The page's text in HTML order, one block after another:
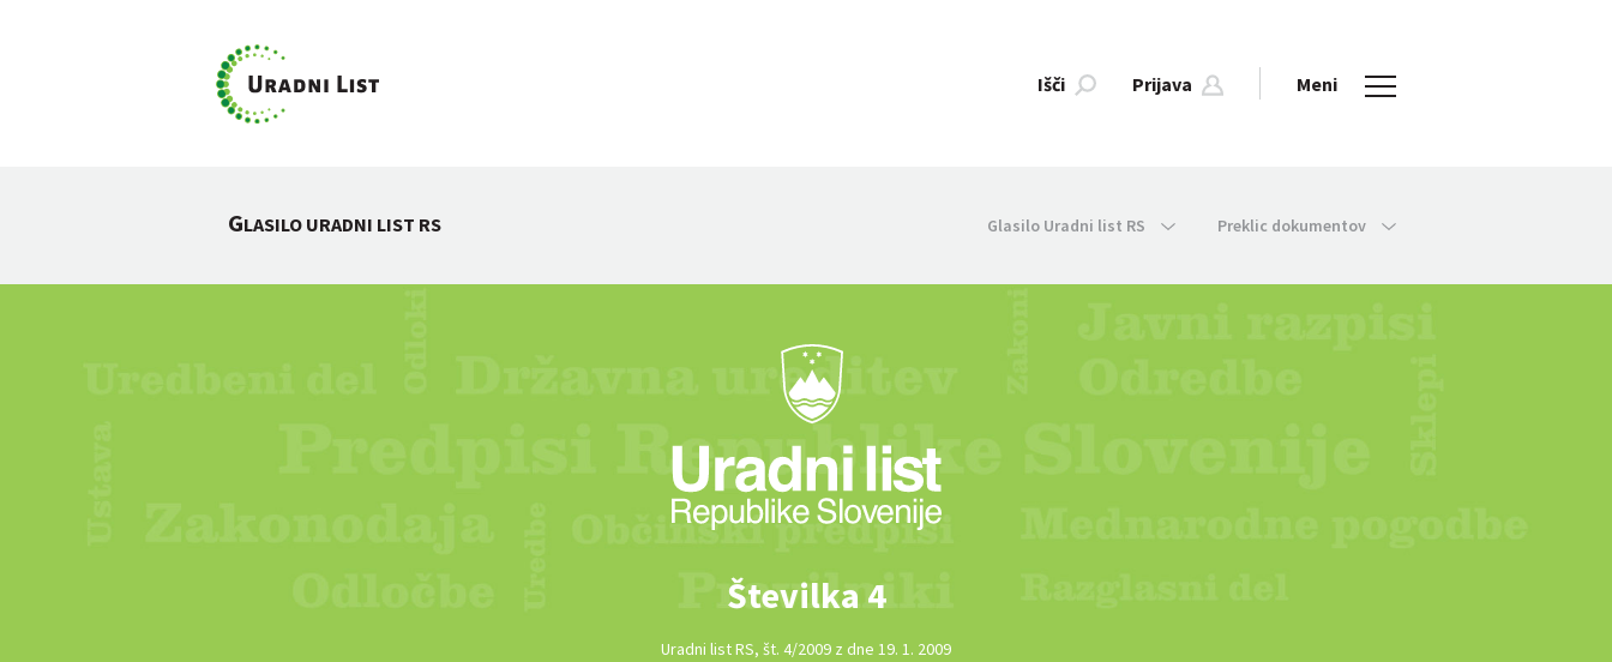
Išči Prijava Meni
GLASILO URADNI LIST RS Glasilo Uradni list RS Preklic dokumentov
Številka 4
Uradni list RS, št. 4/2009 z dne 19. 1. 2009